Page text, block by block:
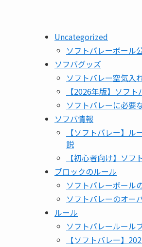
Uncategorized
ソフトバレーボール
ソフバグッズ
ソフトバレー空気入
【2026年版】ソフ
ソフトバレーに必要
ソフバ情報
【ソフトバレー】
説
【初心者向け】ソ
ブロックのルール
ソフトバレーボール
ソフトバレーのオー
ルール
ソフトバレールール
【ソフトバレー】